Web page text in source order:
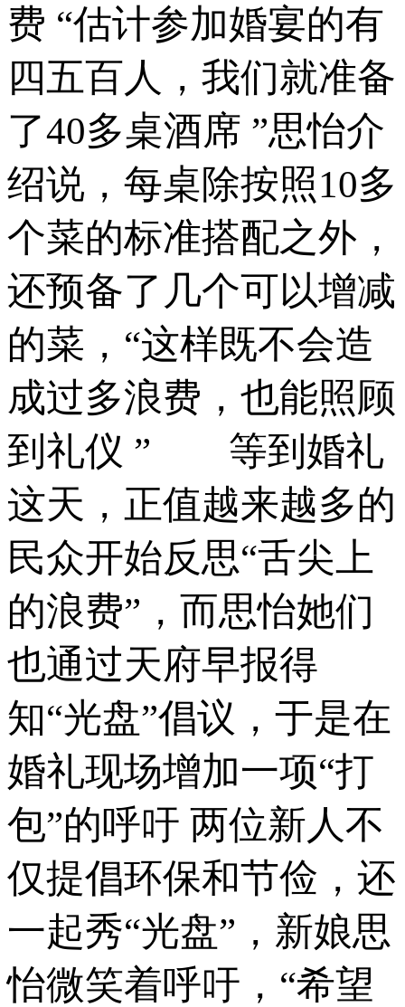
费 “估计参加婚宴的有
四五百人，我们就准备
了40多桌酒席 ”思怡介
绍说，每桌除按照10多
个菜的标准搭配之外，
还预备了几个可以增减
的菜，“这样既不会造
成过多浪费，也能照顾
到礼仪 ” 等到婚礼
这天，正值越来越多的
民众开始反思“舌尖上
的浪费”，而思怡她们
也通过天府早报得
知“光盘”倡议，于是在
婚礼现场增加一项“打
包”的呼吁 两位新人不
仅提倡环保和节俭，还
一起秀“光盘”，新娘思
怡微笑着呼吁，“希望